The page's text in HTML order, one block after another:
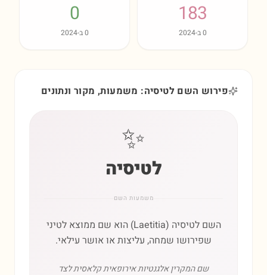
183
0ב-2024
0
0ב-2024
פירוש השם לטיסיה: משמעות, מקור ונתונים
✨
לטיסיה
משמעות השם
השם לטיסיה (Laetitia) הוא שם ממוצא לטיני
שפירושו שמחה, עליצות או אושר עילאי.
שם המקרין אלגנטיות אירופאית קלאסית לצד